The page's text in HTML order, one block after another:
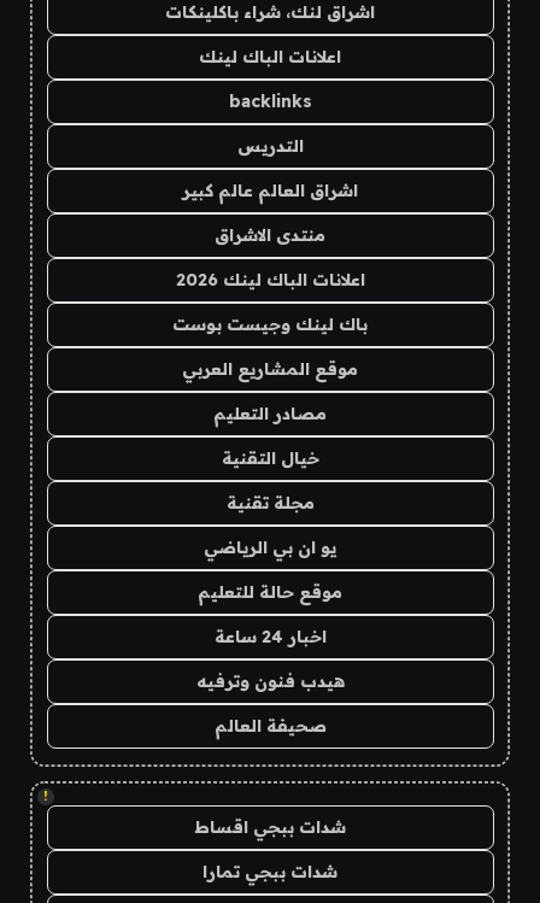
اشراق لنك، شراء باكلينكات
اعلانات الباك لينك
backlinks
التدريس
اشراق العالم عالم كبير
منتدى الاشراق
اعلانات الباك لينك 2026
باك لينك وجيست بوست
موقع المشاريع العربي
مصادر التعليم
خيال التقنية
مجلة تقنية
يو ان بي الرياضي
موقع حالة للتعليم
اخبار 24 ساعة
هيدب فنون وترفيه
صحيفة العالم
!
شدات ببجي اقساط
شدات ببجي تمارا